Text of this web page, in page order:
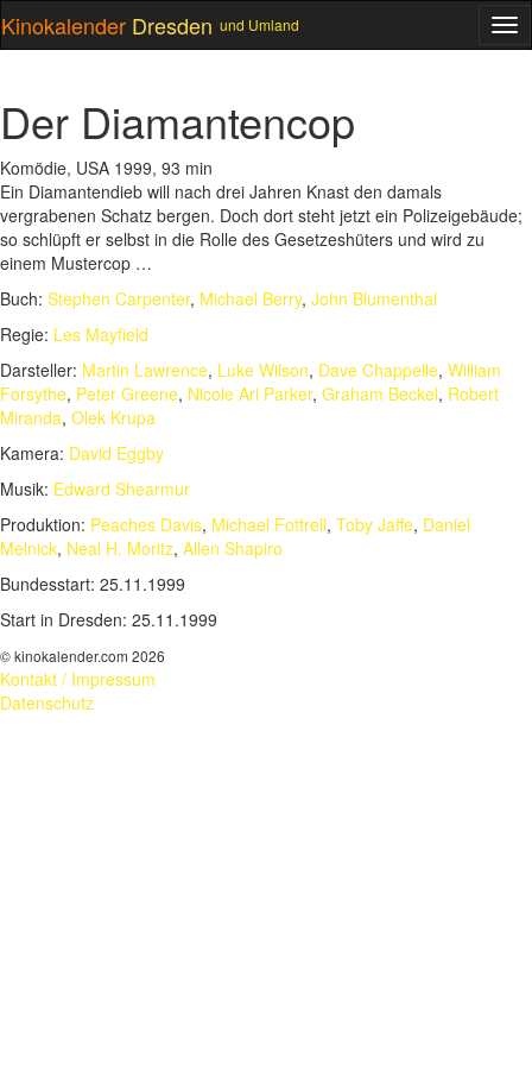
Kinokalender Dresden und Umland
Der Diamantencop
Komödie, USA 1999, 93 min
Ein Diamantendieb will nach drei Jahren Knast den damals
vergrabenen Schatz bergen. Doch dort steht jetzt ein Polizeigebäude;
so schlüpft er selbst in die Rolle des Gesetzeshüters und wird zu
einem Mustercop …
Buch: Stephen Carpenter, Michael Berry, John Blumenthal
Regie: Les Mayfield
Darsteller: Martin Lawrence, Luke Wilson, Dave Chappelle, William
Forsythe, Peter Greene, Nicole Ari Parker, Graham Beckel, Robert
Miranda, Olek Krupa
Kamera: David Eggby
Musik: Edward Shearmur
Produktion: Peaches Davis, Michael Fottrell, Toby Jaffe, Daniel
Melnick, Neal H. Moritz, Allen Shapiro
Bundesstart: 25.11.1999
Start in Dresden: 25.11.1999
© kinokalender.com 2026
Kontakt / Impressum
Datenschutz